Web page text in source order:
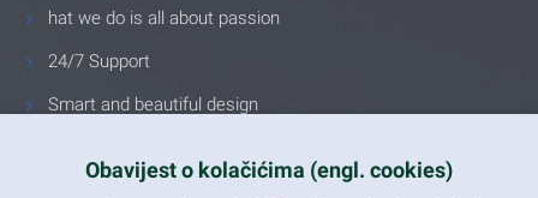
hat we do is all about passion
24/7 Support
Smart and beautiful design
Obavijest o kolačićima (engl. cookies)